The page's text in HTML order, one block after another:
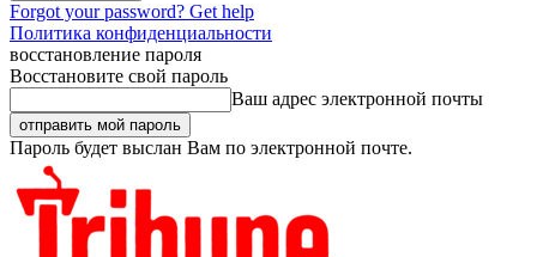
Forgot your password? Get help
Политика конфиденциальности
восстановление пароля
Восстановите свой пароль
Ваш адрес электронной почты
Пароль будет выслан Вам по электронной почте.